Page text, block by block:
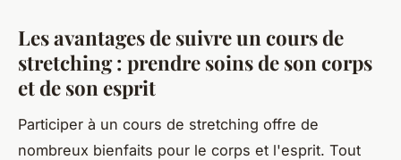
Les avantages de suivre un cours de
stretching : prendre soins de son corps
et de son esprit
Participer à un cours de stretching offre de
nombreux bienfaits pour le corps et l'esprit. Tout